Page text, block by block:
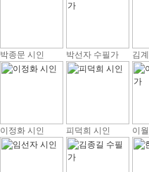
박종문 시인 박선자 수필가 김
이정화 시인 피덕희 시인 이